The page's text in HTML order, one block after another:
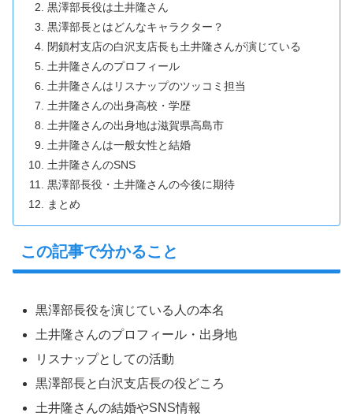
黒澤部長役は土井隆さん
黒澤部長とはどんなキャラクター？
閉鎖村支店の白沢支店長も土井隆さんが演じている
土井隆さんのプロフィール
土井隆さんはリスナップのツッコミ担当
土井隆さんの出身高校・学歴
土井隆さんの出身地は滋賀県高島市
土井隆さんは一般女性と結婚
土井隆さんのSNS
黒澤部長役・土井隆さんの今後に期待
まとめ
この記事で分かること
黒澤部長役を演じている人の本名
土井隆さんのプロフィール・出身地
リスナップとしての活動
黒澤部長と白沢支店長の役どころ
土井隆さんの結婚やSNS情報